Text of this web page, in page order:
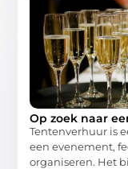
Op zoek naar
Tentenverhuur is
een evenement,
organiseren. Het